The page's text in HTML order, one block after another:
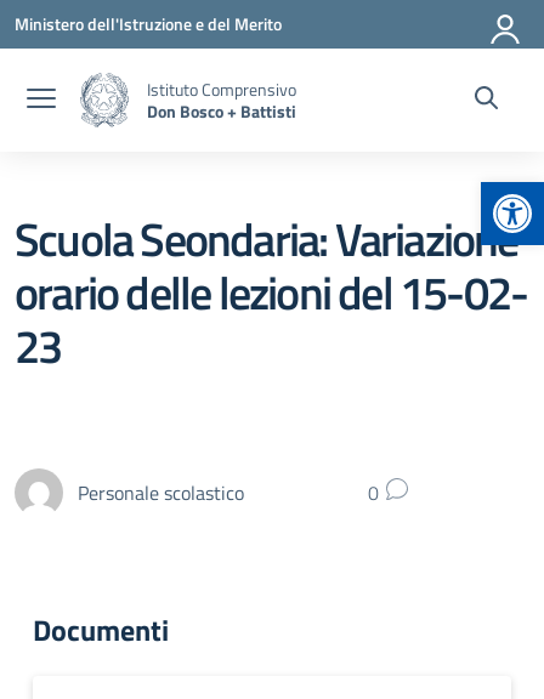
Vai ai contenuti
Vai al menu di navigazione
Vai al footer
Ministero dell'Istruzione e del Merito
Istituto Comprensivo
Don Bosco + Battisti
Scuola Seondaria: Variazione
orario delle lezioni del 15-02-
23
Personale scolastico 0
Documenti